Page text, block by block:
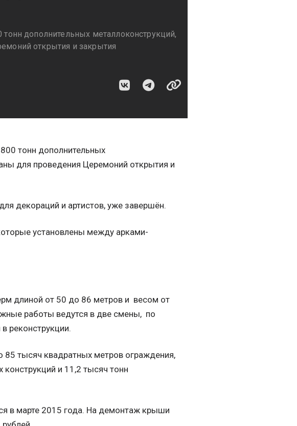
дополнительных металлоконструкций,
открытия и закрытия
тонн дополнительных
для проведения Церемоний открытия и
декораций и артистов, уже завершён.
установлены между арками-
длиной от 50 до 86 метров и весом от
работы ведутся в две смены, по
реконструкции.
85 тысяч квадратных метров ограждения,
и 11,2 тысяч тонн
в марте 2015 года. На демонтаж крыши